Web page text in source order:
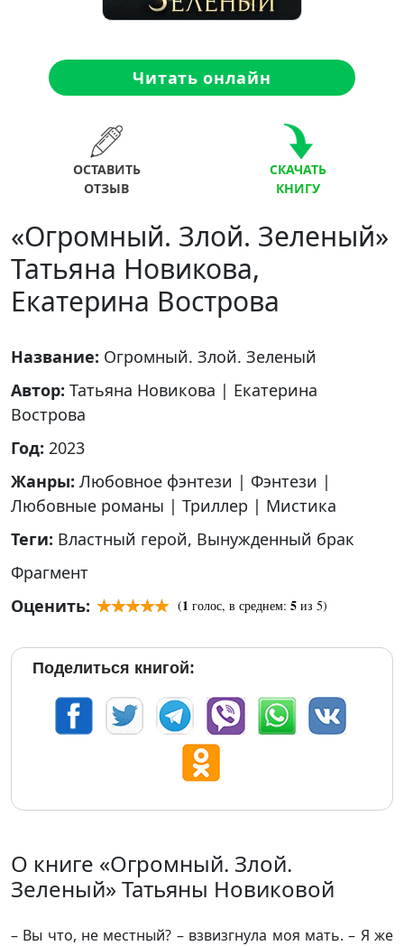
Читать онлайн
ОСТАВИТЬ
ОТЗЫВ
СКАЧАТЬ
КНИГУ
«Огромный. Злой. Зеленый»
Татьяна Новикова,
Екатерина Вострова
Название: Огромный. Злой. Зеленый
Автор: Татьяна Новикова | Екатерина
Вострова
Год: 2023
Жанры: Любовное фэнтези | Фэнтези |
Любовные романы | Триллер | Мистика
Теги: Властный герой, Вынужденный брак
Фрагмент
Оценить:
(1 голос, в среднем: 5 из 5)
Поделиться книгой:
О книге «Огромный. Злой.
Зеленый» Татьяны Новиковой
– Вы что, не местный? – взвизгнула моя мать. – Я же